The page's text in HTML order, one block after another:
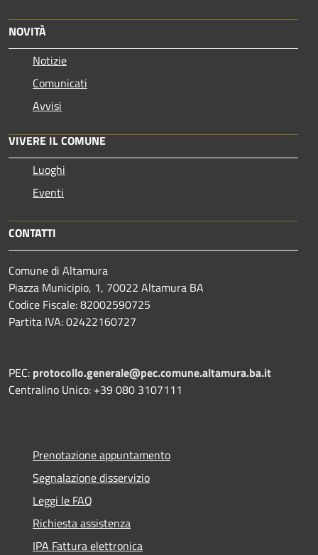
NOVITÀ
Notizie
Comunicati
Avvisi
VIVERE IL COMUNE
Luoghi
Eventi
CONTATTI
Comune di Altamura
Piazza Municipio, 1, 70022 Altamura BA
Codice Fiscale: 82002590725
Partita IVA: 02422160727
PEC: protocollo.generale@pec.comune.altamura.ba.it
Centralino Unico: +39 080 3107111
Prenotazione appuntamento
Segnalazione disservizio
Leggi le FAQ
Richiesta assistenza
IPA Fattura elettronica